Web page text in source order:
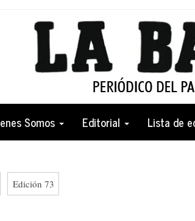
Somos Editorial Lista de
Edición 73